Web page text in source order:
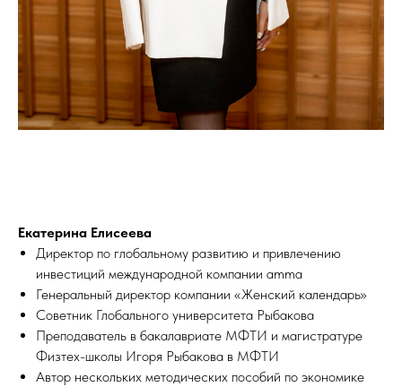
Екатерина Елисеева
Директор по глобальному развитию и привлечению
инвестиций международной компании amma
Генеральный директор компании «Женский календарь»
Советник Глобального университета Рыбакова
Преподаватель в бакалавриате МФТИ и магистратуре
Физтех-школы Игоря Рыбакова в МФТИ
Автор нескольких методических пособий по экономике